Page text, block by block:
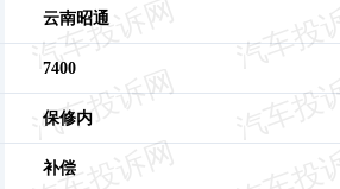
云南昭通
7400
保修内
补偿